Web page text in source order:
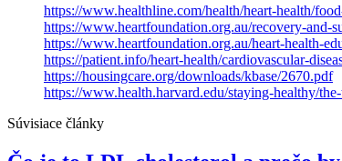
https://www.healthline.com/health/heart-health/
https://www.heartfoundation.org.au/recovery-and-
https://www.heartfoundation.org.au/heart-health-
https://patient.info/heart-health/cardiovascular-
https://housingcare.org/downloads/kbase/2670.pdf
https://www.health.harvard.edu/staying-healthy/
Súvisiace články